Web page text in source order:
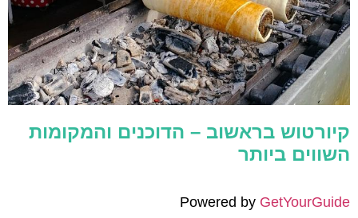
קיורטוש בראשוב – הדוכנים והמקומות
השווים ביותר
Powered by GetYourGuide